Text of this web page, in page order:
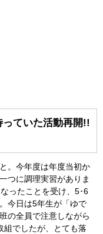
ていた活動再開!!
。今年度は年度当初か
つに調理実習がありま
ったことを受け、5･6
今日は5年生が「ゆで
の全員で注意しながら
組でしたが、とても落